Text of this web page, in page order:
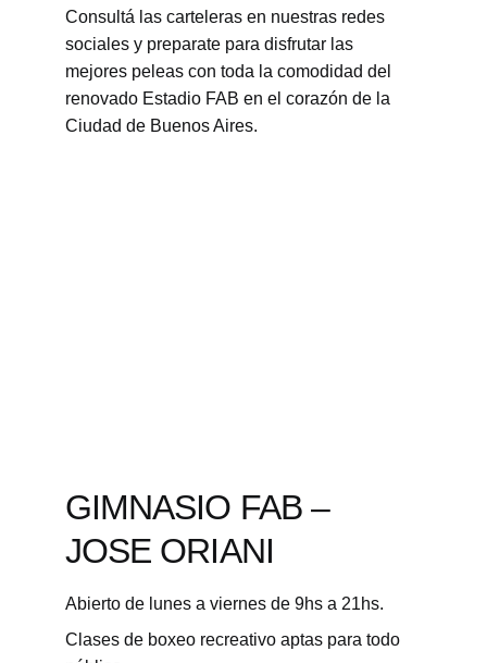
Consultá las carteleras en nuestras redes
sociales y preparate para disfrutar las
mejores peleas con toda la comodidad del
renovado Estadio FAB en el corazón de la
Ciudad de Buenos Aires.
GIMNASIO FAB –
JOSE ORIANI
Abierto de lunes a viernes de 9hs a 21hs.
Clases de boxeo recreativo aptas para todo